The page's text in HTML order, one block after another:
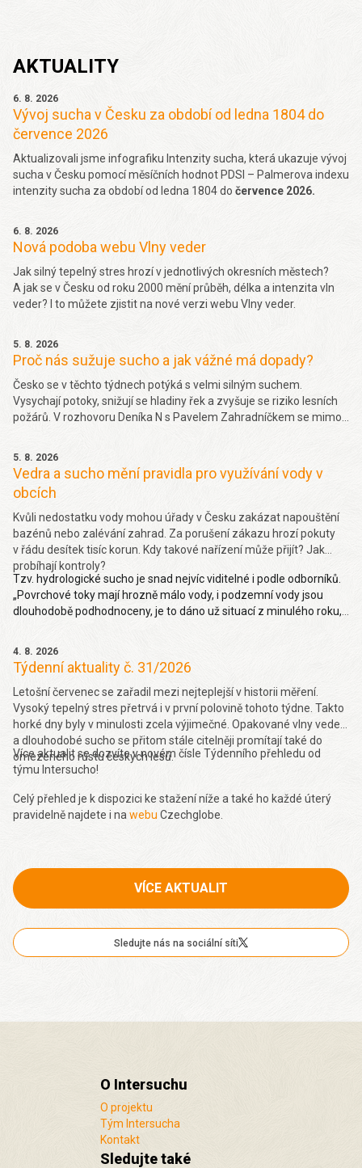
AKTUALITY
6. 8. 2026
Vývoj sucha v Česku za období od ledna 1804 do
července 2026
Aktualizovali jsme infografiku Intenzity sucha, která ukazuje vývoj
sucha v Česku pomocí měsíčních hodnot PDSI – Palmerova indexu
intenzity sucha za období od ledna 1804 do července 2026.
6. 8. 2026
Nová podoba webu Vlny veder
Jak silný tepelný stres hrozí v jednotlivých okresních městech?
A jak se v Česku od roku 2000 mění průběh, délka a intenzita vln
veder? I to můžete zjistit na nové verzi webu Vlny veder.
5. 8. 2026
Proč nás sužuje sucho a jak vážné má dopady?
Česko se v těchto týdnech potýká s velmi silným suchem.
Vysychají potoky, snižují se hladiny řek a zvyšuje se riziko lesních
požárů. V rozhovoru Deníka N s Pavelem Zahradníčkem se mimo
problém je málo vody v řekách. Více
5. 8. 2026
Vedra a sucho mění pravidla pro využívání vody v
obcích
Kvůli nedostatku vody mohou úřady v Česku zakázat napouštění
bazénů nebo zalévání zahrad. Za porušení zákazu hrozí pokuty
v řádu desítek tisíc korun. Kdy takové nařízení může přijít? Jak
probíhají kontroly?
Tzv. hydrologické sucho je snad nejvíc viditelné i podle odborníků.
„Povrchové toky mají hrozně málo vody, i podzemní vody jsou
dlouhodobě podhodnoceny, je to dáno už situací z minulého roku,
4. 8. 2026
Týdenní aktuality č. 31/2026
Letošní červenec se zařadil mezi nejteplejší v historii měření.
Vysoký tepelný stres přetrvá i v první polovině tohoto týdne. Takto
horké dny byly v minulosti zcela výjimečné. Opakované vlny veder
a dlouhodobé sucho se přitom stále citelněji promítají také do
omezeného růstu českých lesů.
Více aktualit se dozvíte v novém čísle Týdenního přehledu od
týmu Intersucho!
Celý přehled je k dispozici ke stažení níže a také ho každé úterý
pravidelně najdete i na webu Czechglobe.
VÍCE AKTUALIT
Sledujte nás na sociální síti
O Intersuchu
O projektu
Tým Intersucha
Kontakt
Sledujte také